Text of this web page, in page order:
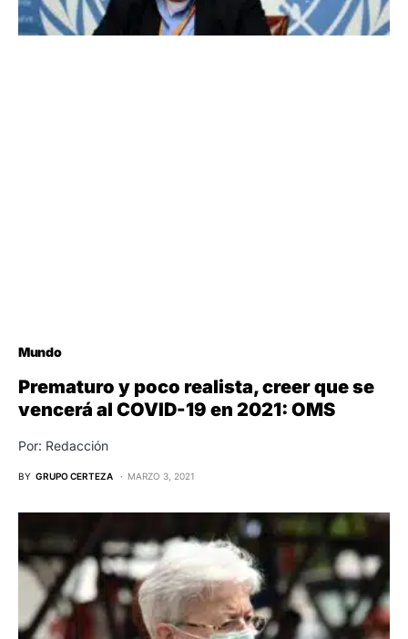
Mundo
Prematuro y poco realista, creer que se
vencerá al COVID-19 en 2021: OMS
Por: Redacción
BY GRUPO CERTEZA MARZO 3, 2021